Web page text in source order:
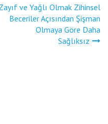
ve Yağlı Olmak Zihinsel
Beceriler Açısından Şişman
Olmaya Göre Daha
Sağlıksız